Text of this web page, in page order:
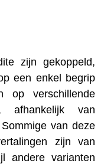
zijn gekoppeld,
een enkel begrip
op verschillende
afhankelijk van
van deze
zijn van
andere varianten